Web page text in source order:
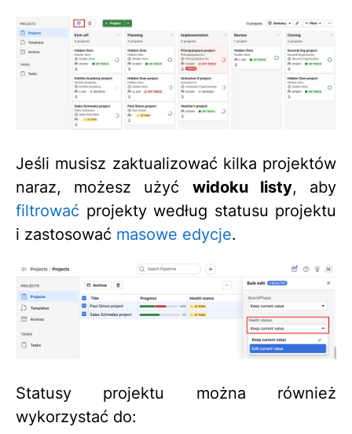
Jeśli musisz zaktualizować kilka projektów
naraz, możesz użyć widoku listy, aby
filtrować projekty według statusu projektu
i zastosować masowe edycje.
Statusy projektu można również
wykorzystać do: